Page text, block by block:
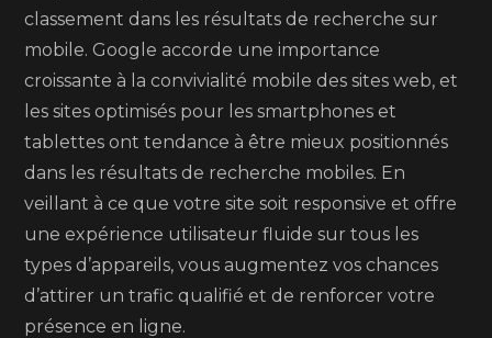
classement dans les résultats de recherche sur
mobile. Google accorde une importance
croissante à la convivialité mobile des sites web, et
les sites optimisés pour les smartphones et
tablettes ont tendance à être mieux positionnés
dans les résultats de recherche mobiles. En
veillant à ce que votre site soit responsive et offre
une expérience utilisateur fluide sur tous les
types d’appareils, vous augmentez vos chances
d’attirer un trafic qualifié et de renforcer votre
présence en ligne.